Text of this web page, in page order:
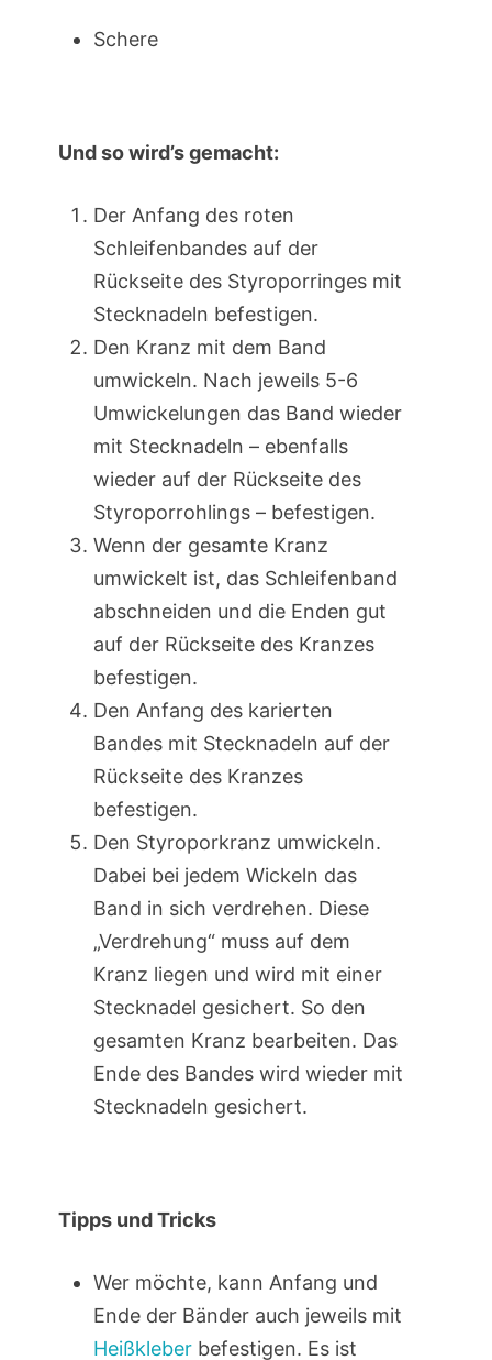
Schere
Und so wird’s gemacht:
Der Anfang des roten
Schleifenbandes auf der
Rückseite des Styroporringes mit
Stecknadeln befestigen.
Den Kranz mit dem Band
umwickeln. Nach jeweils 5-6
Umwickelungen das Band wieder
mit Stecknadeln – ebenfalls
wieder auf der Rückseite des
Styroporrohlings – befestigen.
Wenn der gesamte Kranz
umwickelt ist, das Schleifenband
abschneiden und die Enden gut
auf der Rückseite des Kranzes
befestigen.
Den Anfang des karierten
Bandes mit Stecknadeln auf der
Rückseite des Kranzes
befestigen.
Den Styroporkranz umwickeln.
Dabei bei jedem Wickeln das
Band in sich verdrehen. Diese
„Verdrehung“ muss auf dem
Kranz liegen und wird mit einer
Stecknadel gesichert. So den
gesamten Kranz bearbeiten. Das
Ende des Bandes wird wieder mit
Stecknadeln gesichert.
Tipps und Tricks
Wer möchte, kann Anfang und
Ende der Bänder auch jeweils mit
Heißkleberbefestigen. Es ist